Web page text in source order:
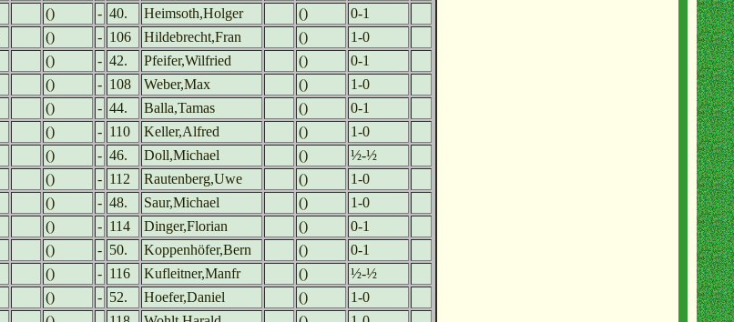
() - 40. Heimsoth,Holger ()
0-1
() - 106 Hildebrecht,Fran ()
1-0
() - 42. Pfeifer,Wilfried ()
0-1
() - 108 Weber,Max ()
1-0
() - 44. Balla,Tamas ()
0-1
() - 110 Keller,Alfred ()
1-0
() - 46. Doll,Michael ()
½-½
() - 112 Rautenberg,Uwe ()
1-0
() - 48. Saur,Michael ()
1-0
() - 114 Dinger,Florian ()
0-1
() - 50. Koppenhöfer,Bern ()
0-1
() - 116 Kufleitner,Manfr ()
½-½
() - 52. Hoefer,Daniel ()
1-0